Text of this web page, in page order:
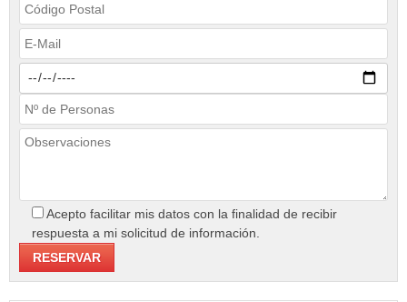
Acepto facilitar mis datos con la finalidad de recibir
respuesta a mi solicitud de información.